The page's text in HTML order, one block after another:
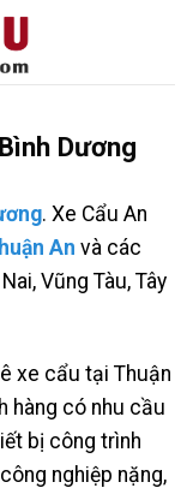
Dương
. Xe Cẩu An
An và các
Vũng Tàu, Tây
xe cẩu tại Thuận
hàng có nhu cầu
bị công trình
nghiệp nặng,